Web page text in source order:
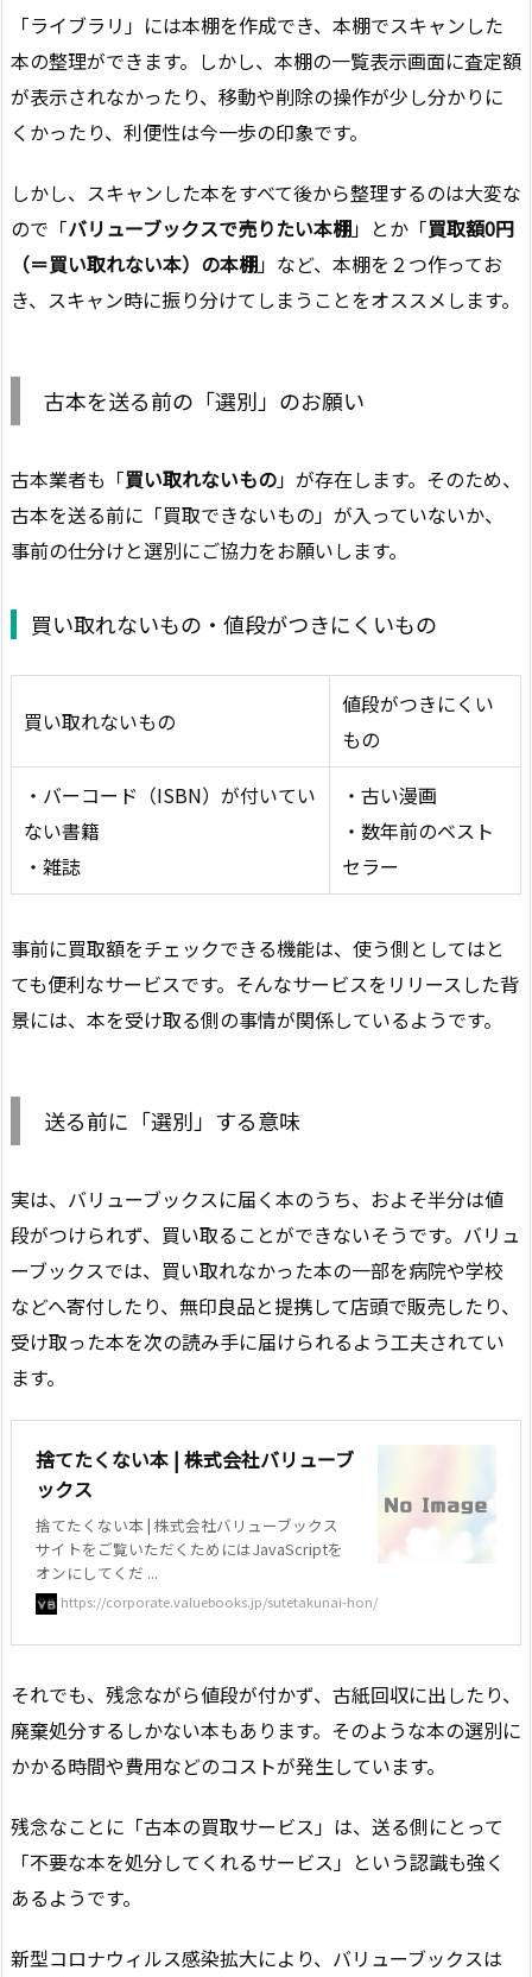
「ライブラリ」には本棚を作成でき、本棚でスキャンした
本の整理ができます。しかし、本棚の一覧表示画面に査定額
が表示されなかったり、移動や削除の操作が少し分かりに
くかったり、利便性は今一歩の印象です。
しかし、スキャンした本をすべて後から整理するのは大変な
ので「バリューブックスで売りたい本棚」とか「買取額0円
（＝買い取れない本）の本棚」など、本棚を２つ作ってお
き、スキャン時に振り分けてしまうことをオススメします。
古本を送る前の「選別」のお願い
古本業者も「買い取れないもの」が存在します。そのため、
古本を送る前に「買取できないもの」が入っていないか、
事前の仕分けと選別にご協力をお願いします。
買い取れないもの・値段がつきにくいもの
買い取れないもの
値段がつきにくい
もの
・バーコード（ISBN）が付いてい
ない書籍
・雑誌
・古い漫画
・数年前のベスト
セラー
事前に買取額をチェックできる機能は、使う側としてはと
ても便利なサービスです。そんなサービスをリリースした背
景には、本を受け取る側の事情が関係しているようです。
送る前に「選別」する意味
実は、バリューブックスに届く本のうち、およそ半分は値
段がつけられず、買い取ることができないそうです。バリュ
ーブックスでは、買い取れなかった本の一部を病院や学校
などへ寄付したり、無印良品と提携して店頭で販売したり、
受け取った本を次の読み手に届けられるよう工夫されてい
ます。
捨てたくない本 | 株式会社バリューブ
ックス
捨てたくない本 | 株式会社バリューブックス
サイトをご覧いただくためにはJavaScriptを
オンにしてくだ ...
https://corporate.valuebooks.jp/sutetakunai-hon/
それでも、残念ながら値段が付かず、古紙回収に出したり、
廃棄処分するしかない本もあります。そのような本の選別に
かかる時間や費用などのコストが発生しています。
残念なことに「古本の買取サービス」は、送る側にとって
「不要な本を処分してくれるサービス」という認識も強く
あるようです。
新型コロナウィルス感染拡大により、バリューブックスは